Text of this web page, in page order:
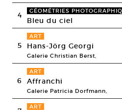
4 GÉOMÉTRIES
Bleu du ciel
5
ART
Hans-Jörg Georgi
Galerie Christian Berst,
6
ART
Affranchi
Galerie Patricia Dorfmann,
ART